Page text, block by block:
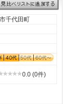
千代田町
0.0 (0件)